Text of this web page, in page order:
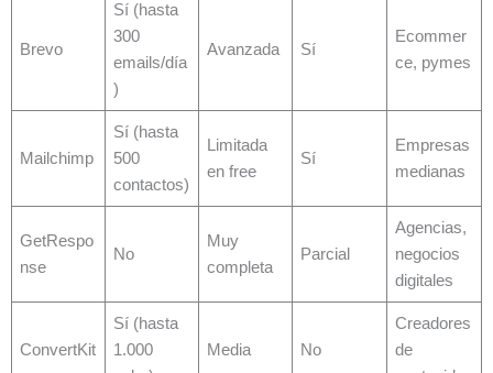
Brevo
Sí (hasta
300
emails/día
)
Avanzada Sí
Ecommer
ce, pymes
Mailchimp
Sí (hasta
500
contactos)
Limitada
en free
Sí
Empresas
medianas
GetRespo
nse
No
Muy
completa
Parcial
Agencias,
negocios
digitales
ConvertKit
Sí (hasta
1.000
Media No
Creadores
de